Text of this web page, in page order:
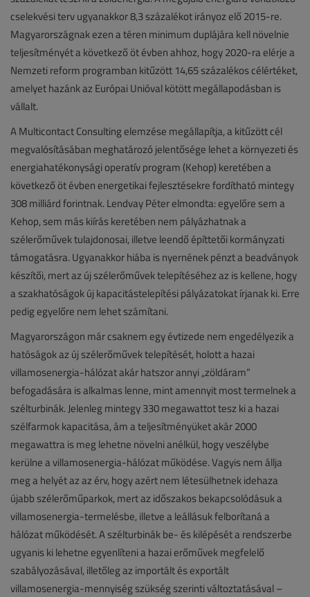
cselekvési terv ugyanakkor 8,3 százalékot irányoz elő 2015-re.
Magyarországnak ezen a téren minimum duplájára kell növelnie
teljesítményét a következő öt évben ahhoz, hogy 2020-ra elérje a
Nemzeti reform programban kitűzött 14,65 százalékos célértéket,
amelyet hazánk az Európai Unióval kötött megállapodásban is
vállalt.
A Multicontact Consulting elemzése megállapítja, a kitűzött cél
megvalósításában meghatározó jelentősége lehet a környezeti és
energiahatékonysági operatív program (Kehop) keretében a
következő öt évben energetikai fejlesztésekre fordítható mintegy
308 milliárd forintnak. Lendvay Péter elmondta: egyelőre sem a
Kehop, sem más kiírás keretében nem pályázhatnak a
szélerőművek tulajdonosai, illetve leendő építtetői kormányzati
támogatásra. Ugyanakkor hiába is nyernének pénzt a beadványok
készítői, mert az új szélerőművek telepítéséhez az is kellene, hogy
a szakhatóságok új kapacitástelepítési pályázatokat írjanak ki. Erre
pedig egyelőre nem lehet számítani.
Magyarországon már csaknem egy évtizede nem engedélyezik a
hatóságok az új szélerőművek telepítését, holott a hazai
villamosenergia-hálózat akár hatszor annyi „zöldáram”
befogadására is alkalmas lenne, mint amennyit most termelnek a
szélturbinák. Jelenleg mintegy 330 megawattot tesz ki a hazai
szélfarmok kapacitása, ám a teljesítményüket akár 2000
megawattra is meg lehetne növelni anélkül, hogy veszélybe
kerülne a villamosenergia-hálózat működése. Vagyis nem állja
meg a helyét az az érv, hogy azért nem létesülhetnek idehaza
újabb szélerőműparkok, mert az időszakos bekapcsolódásuk a
villamosenergia-termelésbe, illetve a leállásuk felborítaná a
hálózat működését. A szélturbinák be- és kilépését a rendszerbe
ugyanis ki lehetne egyenlíteni a hazai erőművek megfelelő
szabályozásával, illetőleg az importált és exportált
villamosenergia-mennyiség szükség szerinti változtatásával –